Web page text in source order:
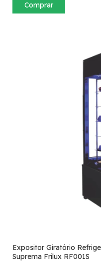
Comprar
Expositor Giratório
Suprema Frilux RF001S